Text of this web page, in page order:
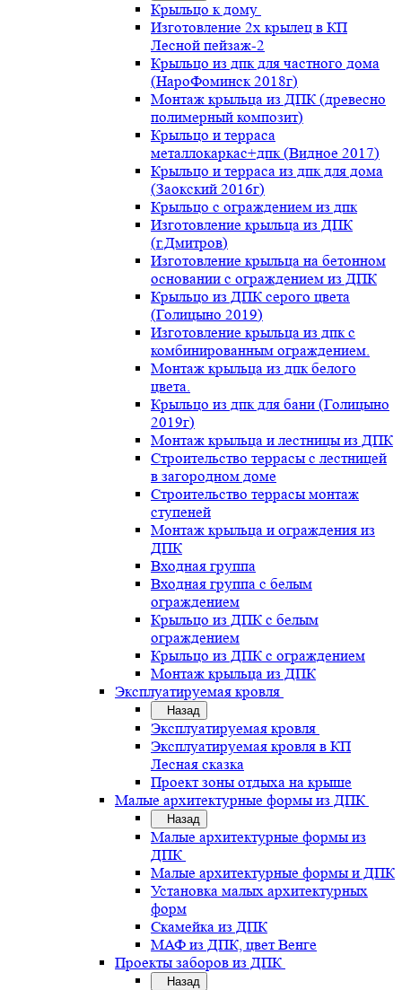
Крыльцо к дому
Изготовление 2х крылец в КП
Лесной пейзаж-2
Крыльцо из дпк для частного дома
(НароФоминск 2018г)
Монтаж крыльца из ДПК (древесно
полимерный композит)
Крыльцо и терраса
металлокаркас+дпк (Видное 2017)
Крыльцо и терраса из дпк для дома
(Заокский 2016г)
Крыльцо с ограждением из дпк
Изготовление крыльца из ДПК
(г.Дмитров)
Изготовление крыльца на бетонном
основании с ограждением из ДПК
Крыльцо из ДПК серого цвета
(Голицыно 2019)
Изготовление крыльца из дпк с
комбинированным ограждением.
Монтаж крыльца из дпк белого
цвета.
Крыльцо из дпк для бани (Голицыно
2019г)
Монтаж крыльца и лестницы из ДПК
Строительство террасы с лестницей
в загородном доме
Строительство террасы монтаж
ступеней
Монтаж крыльца и ограждения из
ДПК
Входная группа
Входная группа с белым
ограждением
Крыльцо из ДПК с белым
ограждением
Крыльцо из ДПК с ограждением
Монтаж крыльца из ДПК
Эксплуатируемая кровля
Назад
Эксплуатируемая кровля
Эксплуатируемая кровля в КП
Лесная сказка
Проект зоны отдыха на крыше
Малые архитектурные формы из ДПК
Назад
Малые архитектурные формы из
ДПК
Малые архитектурные формы и ДПК
Установка малых архитектурных
форм
Скамейка из ДПК
МАФ из ДПК, цвет Венге
Проекты заборов из ДПК
Назад